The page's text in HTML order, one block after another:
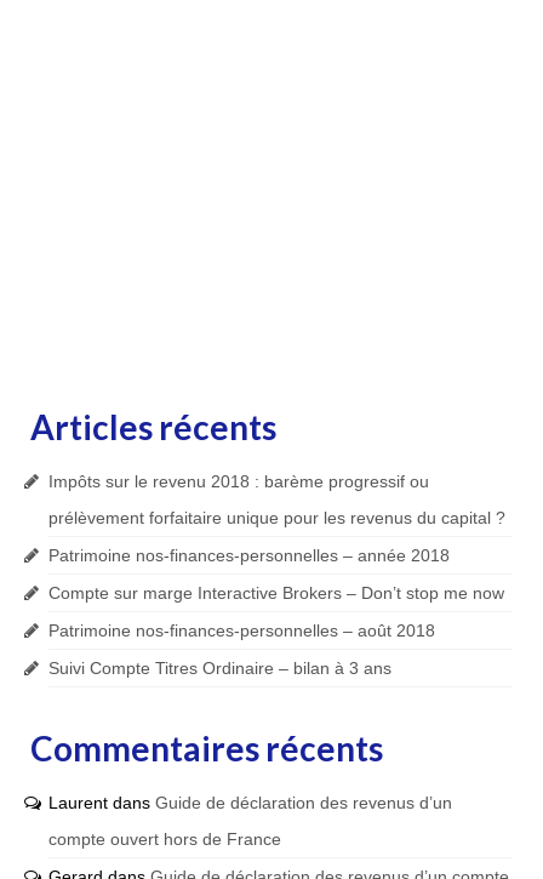
Articles récents
Impôts sur le revenu 2018 : barème progressif ou
prélèvement forfaitaire unique pour les revenus du capital ?
Patrimoine nos-finances-personnelles – année 2018
Compte sur marge Interactive Brokers – Don’t stop me now
Patrimoine nos-finances-personnelles – août 2018
Suivi Compte Titres Ordinaire – bilan à 3 ans
Commentaires récents
Laurent dans Guide de déclaration des revenus d’un
compte ouvert hors de France